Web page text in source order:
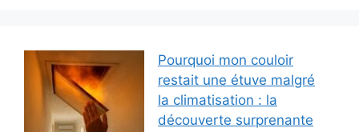
Pourquoi mon couloir
restait une étuve malgré
la climatisation : la
découverte surprenante